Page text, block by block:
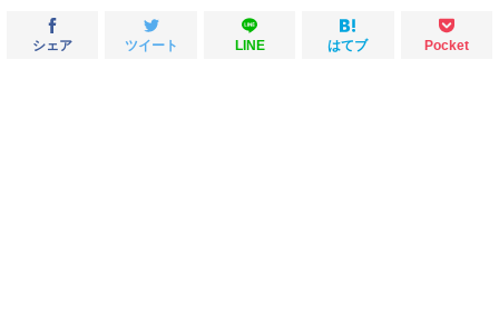
シェア ツイート LINE はてブ Pocket